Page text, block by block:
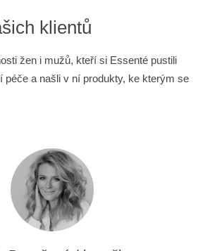
klientů
žen i mužů, kteří si Essenté pustili
péče a našli v ní produkty, ke kterým se